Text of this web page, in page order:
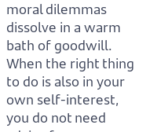
moral dilemmas
dissolve in a warm
bath of goodwill.
When the right thing
to do is also in your
own self-interest,
you do not need